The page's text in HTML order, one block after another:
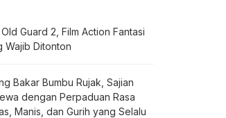
Guard 2, Film Action Fantasi
Wajib Ditonton
Bakar Bumbu Rujak, Sajian
dengan Perpaduan Rasa
Manis, dan Gurih yang Selalu